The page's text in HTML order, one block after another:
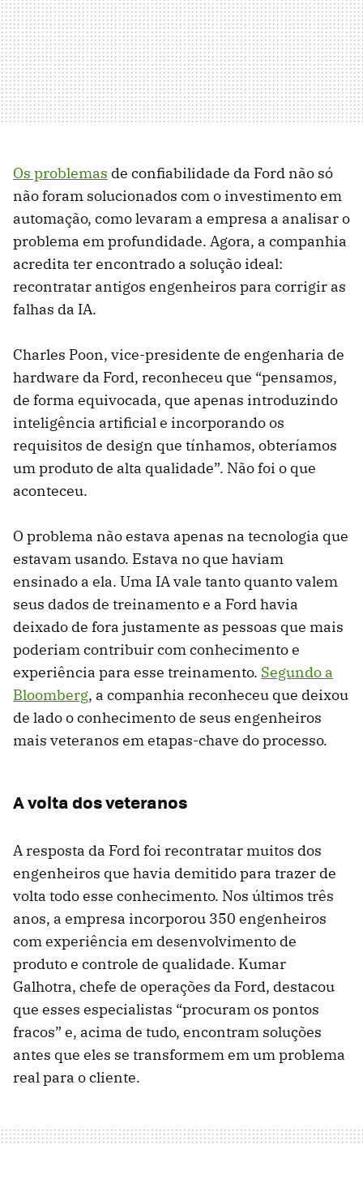
Os problemas de confiabilidade da Ford não só
não foram solucionados com o investimento em
automação, como levaram a empresa a analisar o
problema em profundidade. Agora, a companhia
acredita ter encontrado a solução ideal:
recontratar antigos engenheiros para corrigir as
falhas da IA.
Charles Poon, vice-presidente de engenharia de
hardware da Ford, reconheceu que “pensamos,
de forma equivocada, que apenas introduzindo
inteligência artificial e incorporando os
requisitos de design que tínhamos, obteríamos
um produto de alta qualidade”. Não foi o que
aconteceu.
O problema não estava apenas na tecnologia que
estavam usando. Estava no que haviam
ensinado a ela. Uma IA vale tanto quanto valem
seus dados de treinamento e a Ford havia
deixado de fora justamente as pessoas que mais
poderiam contribuir com conhecimento e
experiência para esse treinamento. Segundo a
Bloomberg, a companhia reconheceu que deixou
de lado o conhecimento de seus engenheiros
mais veteranos em etapas-chave do processo.
A volta dos veteranos
A resposta da Ford foi recontratar muitos dos
engenheiros que havia demitido para trazer de
volta todo esse conhecimento. Nos últimos três
anos, a empresa incorporou 350 engenheiros
com experiência em desenvolvimento de
produto e controle de qualidade. Kumar
Galhotra, chefe de operações da Ford, destacou
que esses especialistas “procuram os pontos
fracos” e, acima de tudo, encontram soluções
antes que eles se transformem em um problema
real para o cliente.